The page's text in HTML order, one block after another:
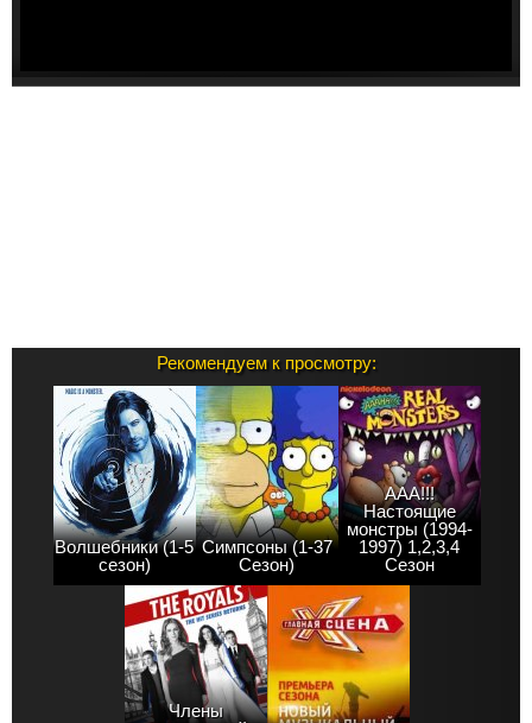
Рекомендуем к просмотру:
Волшебники (1-5
сезон)
Симпсоны (1-37
Сезон)
ААА!!!
Настоящие
монстры (1994-
1997) 1,2,3,4
Сезон
Члены